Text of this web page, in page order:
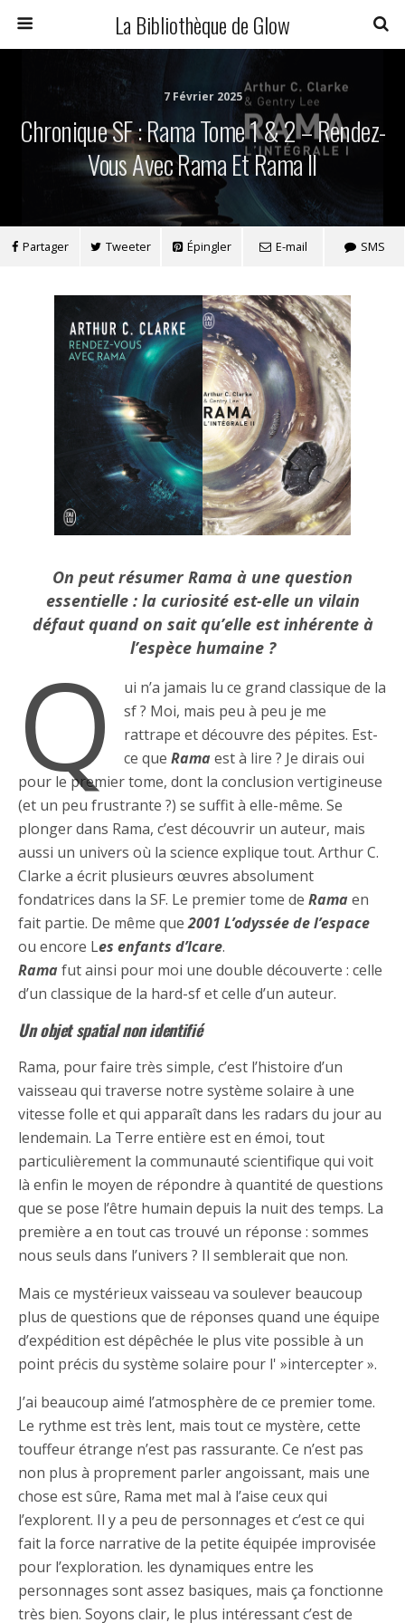
La Bibliothèque de Glow
7 Février 2025
Chronique SF : Rama Tome 1 & 2 – Rendez-
Vous Avec Rama Et Rama II
Partager Tweeter Épingler E-mail SMS
On peut résumer Rama à une question
essentielle : la curiosité est-elle un vilain
défaut quand on sait qu’elle est inhérente à
l’espèce humaine ?
Q
ui n’a jamais lu ce grand classique de la
sf ? Moi, mais peu à peu je me
rattrape et découvre des pépites. Est-
ce queRamaest à lire ? Je dirais oui
pour le premier tome, dont la conclusion vertigineuse
(et un peu frustrante ?) se suffit à elle-même. Se
plonger dans Rama, c’est découvrir un auteur, mais
aussi un univers où la science explique tout. Arthur C.
Clarke a écrit plusieurs œuvres absolument
fondatrices dans la SF. Le premier tome de Rama en
fait partie. De même que2001 L’odyssée de l’espace
ou encore Les enfants d’Icare.
Rama fut ainsi pour moi une double découverte : celle
d’un classique de la hard-sf et celle d’un auteur.
Un objet spatial non identifié
Rama, pour faire très simple, c’est l’histoire d’un
vaisseau qui traverse notre système solaire à une
vitesse folle et qui apparaît dans les radars du jour au
lendemain. La Terre entière est en émoi, tout
particulièrement la communauté scientifique qui voit
là enfin le moyen de répondre à quantité de questions
que se pose l’être humain depuis la nuit des temps. La
première a en tout cas trouvé un réponse : sommes
nous seuls dans l’univers ? Il semblerait que non.
Mais ce mystérieux vaisseau va soulever beaucoup
plus de questions que de réponses quand une équipe
d’expédition est dépêchée le plus vite possible à un
point précis du système solaire pour l' »intercepter ».
J’ai beaucoup aimé l’atmosphère de ce premier tome.
Le rythme est très lent, mais tout ce mystère, cette
touffeur étrange n’est pas rassurante. Ce n’est pas
non plus à proprement parler angoissant, mais une
chose est sûre, Rama met mal à l’aise ceux qui
l’explorent. Il y a peu de personnages et c’est ce qui
fait la force narrative de la petite équipée improvisée
pour l’exploration. les dynamiques entre les
personnages sont assez basiques, mais ça fonctionne
très bien. Soyons clair, le plus intéressant c’est de